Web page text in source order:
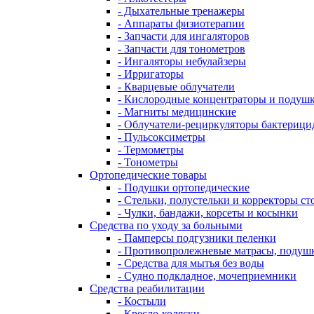
- Дыхательные тренажеры
- Аппараты физиотерапии
- Запчасти для ингаляторов
- Запчасти для тонометров
- Ингаляторы небулайзеры
- Ирригаторы
- Кварцевые облучатели
- Кислородные концентраторы и
- Магниты медицинские
- Облучатели-рециркуляторы
- Пульсоксиметры
- Термометры
- Тонометры
Ортопедические товары
- Подушки ортопедические
- Стельки, полустельки и корректоры
- Чулки, бандажи, корсеты и косынки
Средства по уходу за больными
- Памперсы подгузники пеленки
- Противопролежневые матрасы,
- Средства для мытья без воды
- Судно подкладное, мочеприемники
Средства реабилитации
- Костыли